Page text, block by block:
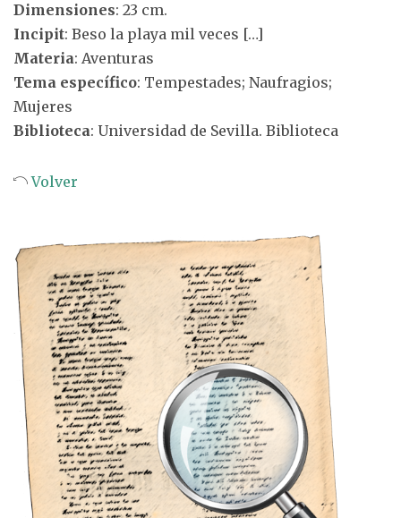
Dimensiones: 23 cm.
Incipit: Beso la playa mil veces […]
Materia: Aventuras
Tema específico: Tempestades; Naufragios;
Mujeres
Biblioteca: Universidad de Sevilla. Biblioteca
Volver